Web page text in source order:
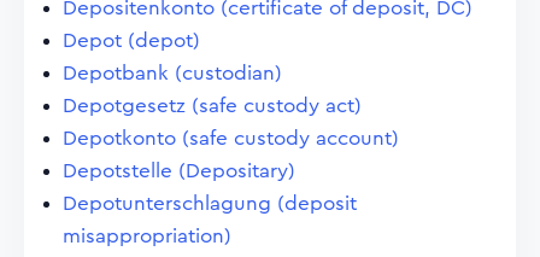
Depositenkonto (certificate of deposit, DC)
Depot (depot)
Depotbank (custodian)
Depotgesetz (safe custody act)
Depotkonto (safe custody account)
Depotstelle (Depositary)
Depotunterschlagung (deposit
misappropriation)